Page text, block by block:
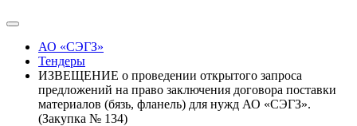
АО «СЭГЗ»
Тендеры
ИЗВЕЩЕНИЕ о проведении открытого запроса
предложений на право заключения договора поставки
материалов (бязь, фланель) для нужд АО «СЭГЗ».
(Закупка № 134)